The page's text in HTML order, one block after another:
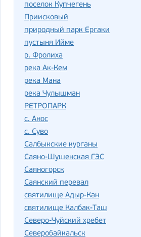
поселок Купчегень
Приисковый
природный парк Ергаки
пустыня Ийме
р. Фролиха
река Ак-Кем
река Мана
река Чулышман
РЕТРОПАРК
с. Анос
с. Суво
Салбыкские курганы
Саяно-Шушенская ГЭС
Саяногорск
Саянский перевал
святилище Адыр-Кан
святилище Калбак-Таш
Северо-Чуйский хребет
Северобайкальск